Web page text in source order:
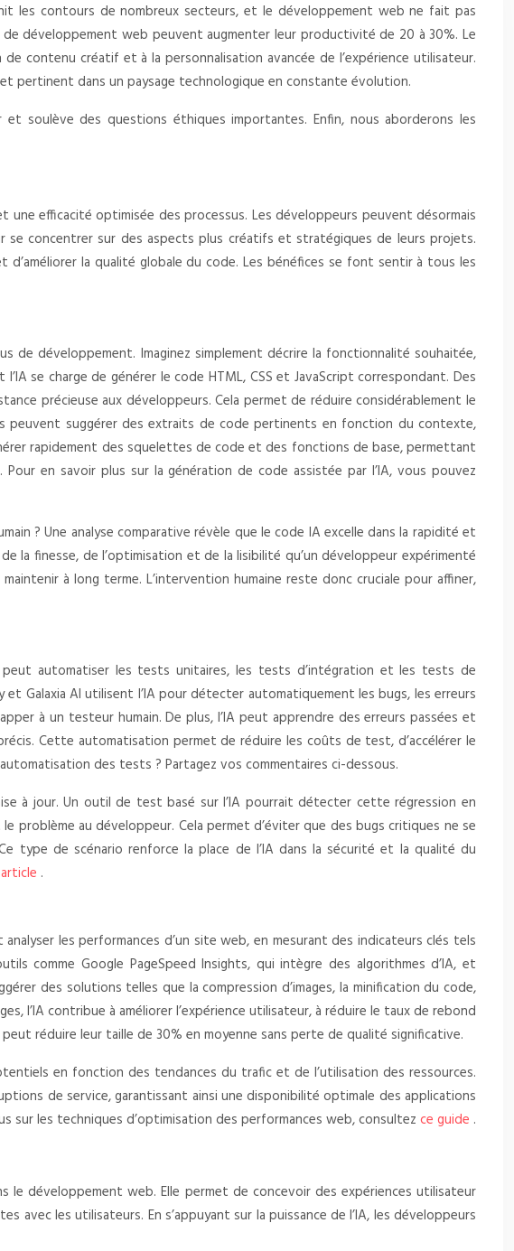
les contours de nombreux secteurs, et le développement web ne fait pas
développement web peuvent augmenter leur productivité de 20 à 30%. Le
contenu créatif et à la personnalisation avancée de l’expérience utilisateur.
pertinent dans un paysage technologique en constante évolution.
et soulève des questions éthiques importantes. Enfin, nous aborderons les
efficacité optimisée des processus. Les développeurs peuvent désormais
se concentrer sur des aspects plus créatifs et stratégiques de leurs projets.
la qualité globale du code. Les bénéfices se font sentir à tous les
de développement. Imaginez simplement décrire la fonctionnalité souhaitée,
se charge de générer le code HTML, CSS et JavaScript correspondant. Des
précieuse aux développeurs. Cela permet de réduire considérablement le
peuvent suggérer des extraits de code pertinents en fonction du contexte,
rapidement des squelettes de code et des fonctions de base, permettant
en savoir plus sur la génération de code assistée par l’IA, vous pouvez
? Une analyse comparative révèle que le code IA excelle dans la rapidité et
finesse, de l’optimisation et de la lisibilité qu’un développeur expérimenté
à long terme. L’intervention humaine reste donc cruciale pour affiner,
automatiser les tests unitaires, les tests d’intégration et les tests de
Galaxia AI utilisent l’IA pour détecter automatiquement les bugs, les erreurs
à un testeur humain. De plus, l’IA peut apprendre des erreurs passées et
Cette automatisation permet de réduire les coûts de test, d’accélérer le
des tests ? Partagez vos commentaires ci-dessous.
à jour. Un outil de test basé sur l’IA pourrait détecter cette régression en
problème au développeur. Cela permet d’éviter que des bugs critiques ne se
de scénario renforce la place de l’IA dans la sécurité et la qualité du
.
les performances d’un site web, en mesurant des indicateurs clés tels
comme Google PageSpeed Insights, qui intègre des algorithmes d’IA, et
des solutions telles que la compression d’images, la minification du code,
l’IA contribue à améliorer l’expérience utilisateur, à réduire le taux de rebond
réduire leur taille de 30% en moyenne sans perte de qualité significative.
en fonction des tendances du trafic et de l’utilisation des ressources.
de service, garantissant ainsi une disponibilité optimale des applications
sur les techniques d’optimisation des performances web, consultez ce guide .
le développement web. Elle permet de concevoir des expériences utilisateur
les utilisateurs. En s’appuyant sur la puissance de l’IA, les développeurs